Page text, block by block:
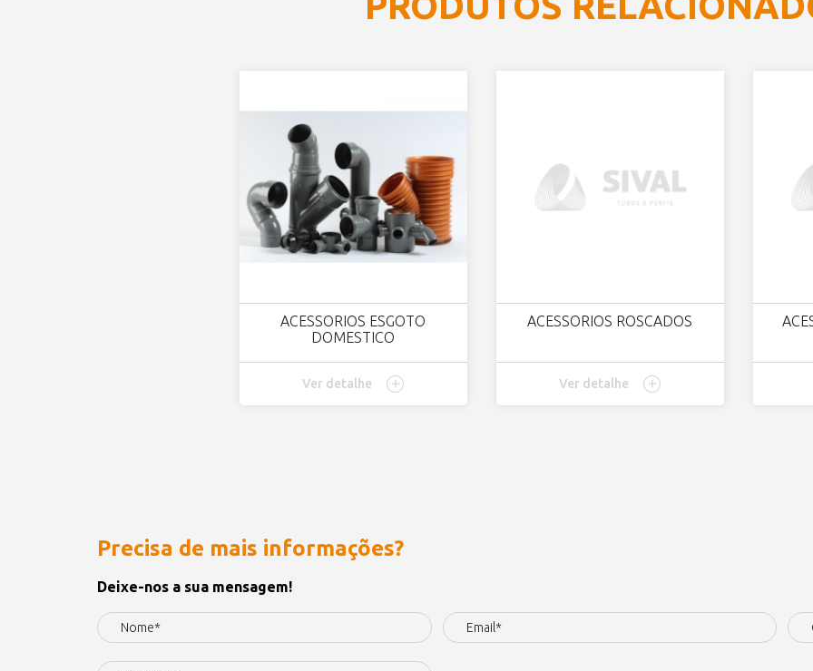
ACESSORIOS ESGOTO
DOMESTICO
Ver detalhe
ACESSORIOS ROSCADOS
Ver detalhe
Precisa de mais informações?
Deixe-nos a sua mensagem!